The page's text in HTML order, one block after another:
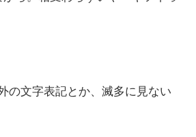
の文字表記とか、滅多に見ない